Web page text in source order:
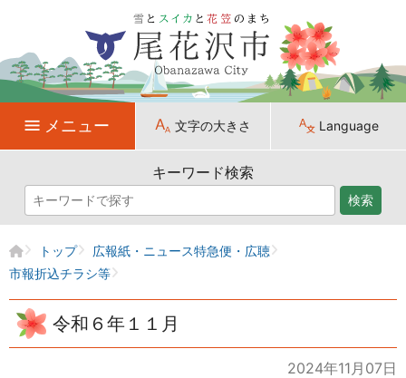
メニュー 文字の大きさ Language
キーワード検索
検索
トップ
広報紙・ニュース特急便・広聴
市報折込チラシ等
令和６年１１月
2024年11月07日